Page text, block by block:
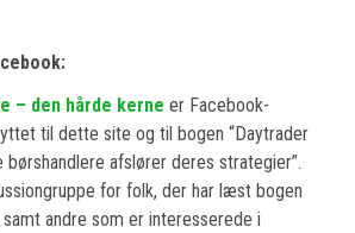
– den hårde kerne er Facebook-
til dette site og til bogen “Daytrader
børshandlere afslører deres strategier”.
for folk, der har læst bogen
andre som er interesserede i